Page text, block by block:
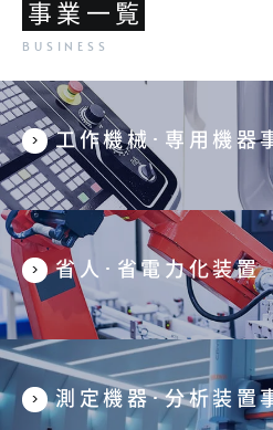
事業一覧
工作機械･専用機器
省人･省電力化装置
測定機器･分析装置